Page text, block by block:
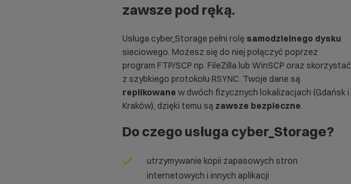
zawsze pod ręką.
Usługa cyber_Storage pełni rolę samodzielnego dysku
sieciowego. Możesz się do niej połączyć poprzez
program FTP/SCP np. FileZilla lub WinSCP oraz skorzystać
z szybkiego protokołu RSYNC. Twoje dane są
replikowane w dwóch fizycznych lokalizacjach (Gdańsk i
Kraków), dzięki temu są zawsze bezpieczne.
Do czego usługa cyber_Storage?
utrzymywanie kopii zapasowych stron
internetowych i innych aplikacji